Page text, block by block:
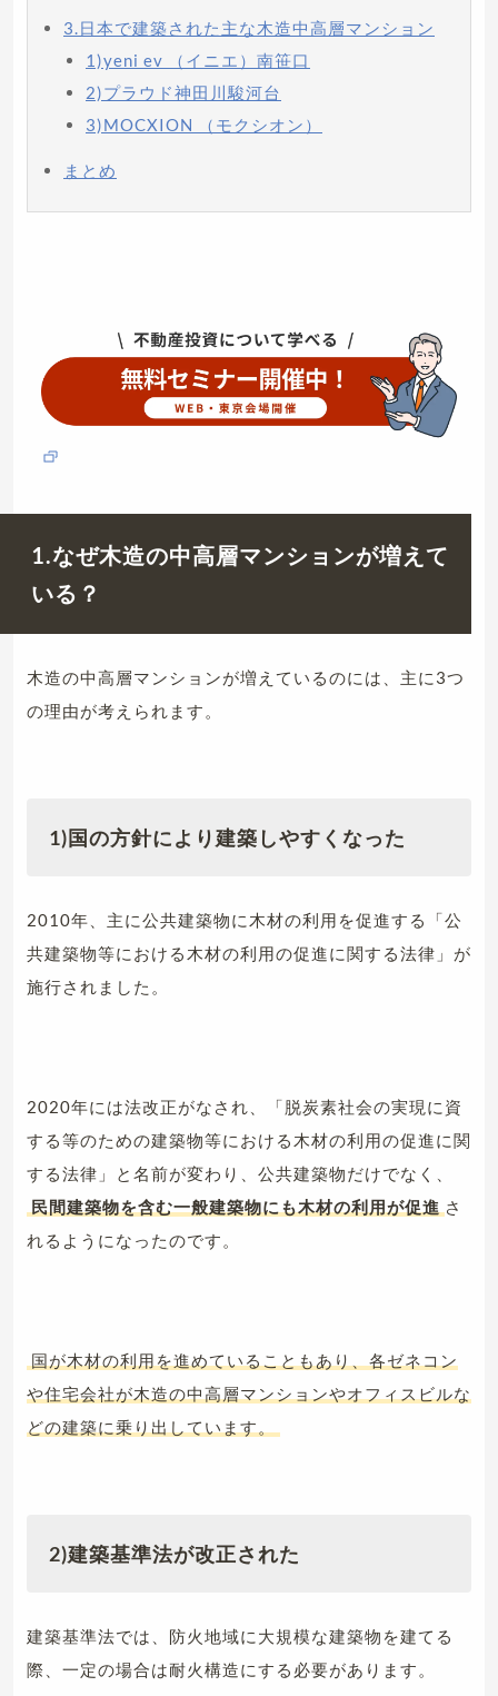
3.日本で建築された主な木造中高層マンション
1)yeni ev （イニエ）南笹口
2)プラウド神田川駿河台
3)MOCXION （モクシオン）
まとめ
1.なぜ木造の中高層マンションが増えて
いる？
木造の中高層マンションが増えているのには、主に3つ
の理由が考えられます。
1)国の方針により建築しやすくなった
2010年、主に公共建築物に木材の利用を促進する「公
共建築物等における木材の利用の促進に関する法律」が
施行されました。
2020年には法改正がなされ、「脱炭素社会の実現に資
する等のための建築物等における木材の利用の促進に関
する法律」と名前が変わり、公共建築物だけでなく、
民間建築物を含む一般建築物にも木材の利用が促進 さ
れるようになったのです。
国が木材の利用を進めていることもあり、各ゼネコン
や住宅会社が木造の中高層マンションやオフィスビルな
どの建築に乗り出しています。
2)建築基準法が改正された
建築基準法では、防火地域に大規模な建築物を建てる
際、一定の場合は耐火構造にする必要があります。